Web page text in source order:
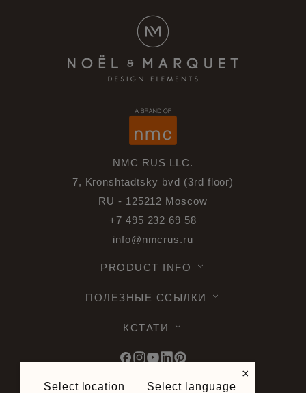
NMC RUS LLC.
7, Kronshtadtsky bvd (3rd floor)
RU - 125212 Moscow
+7 495 232 69 58
info@nmcrus.ru
PRODUCT INFO
ПОЛЕЗНЫЕ ССЫЛКИ
КСТАТИ
×
Select location Select language